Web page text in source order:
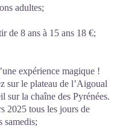
adultes;
de 8 ans à 15 ans 18 €;
expérience magique !
sur le plateau de l’Aigoual
sur la chaîne des Pyrénées.
2025 tous les jours de
samedis;